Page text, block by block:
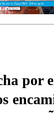
por